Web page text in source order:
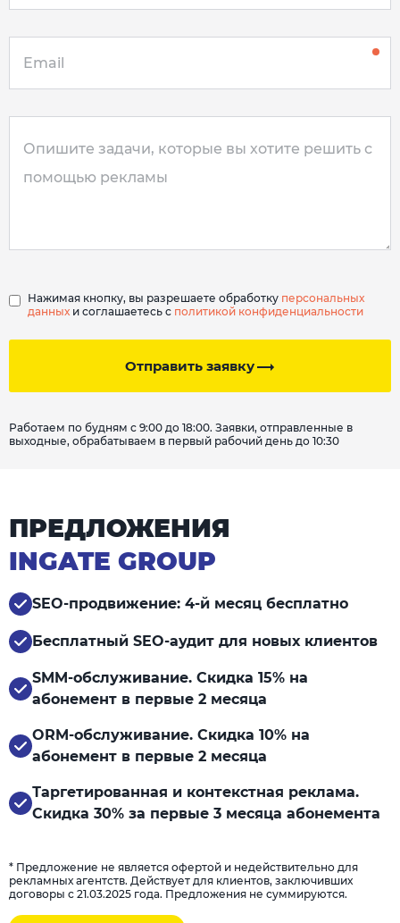
Отправить заявку
Нажимая кнопку, вы разрешаете обработку персональных
данных и соглашаетесь с политикой конфиденциальности
Работаем по будням с 9:00 до 18:00. Заявки, отправленные в
выходные, обрабатываем в первый рабочий день до 10:30
ПРЕДЛОЖЕНИЯ
INGATE GROUP
SEO-продвижение: 4-й месяц бесплатно
Бесплатный SEO-аудит для новых клиентов
SMM-обслуживание. Скидка 15% на
абонемент в первые 2 месяца
ORM-обслуживание. Скидка 10% на
абонемент в первые 2 месяца
Таргетированная и контекстная реклама.
Скидка 30% за первые 3 месяца абонемента
* Предложение не является офертой и недействительно для
рекламных агентств. Действует для клиентов, заключивших
договоры с 21.03.2025 года. Предложения не суммируются.